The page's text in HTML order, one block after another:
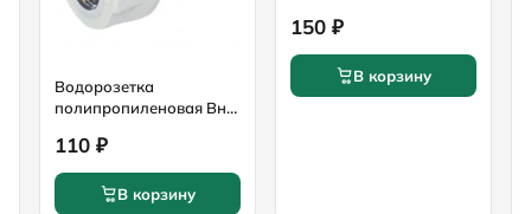
Водорозетка
полипропиленовая ВнР
110 ₽
В корзину
150 ₽
В корзину